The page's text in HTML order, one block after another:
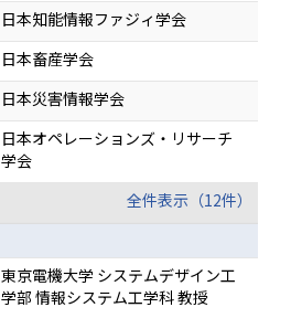
日本知能情報ファジィ学会
日本畜産学会
日本災害情報学会
日本オペレーションズ・リサーチ
学会
全件表示（12件）
東京電機大学 システムデザイン工
学部 情報システム工学科 教授